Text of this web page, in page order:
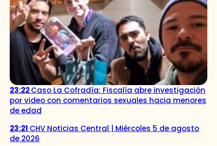
23:22Caso La Cofradía: Fiscalía abre investigación
por video con comentarios sexuales hacia menores
de edad
23:21 CHV Noticias Central | Miércoles 5 de agosto
de 2026